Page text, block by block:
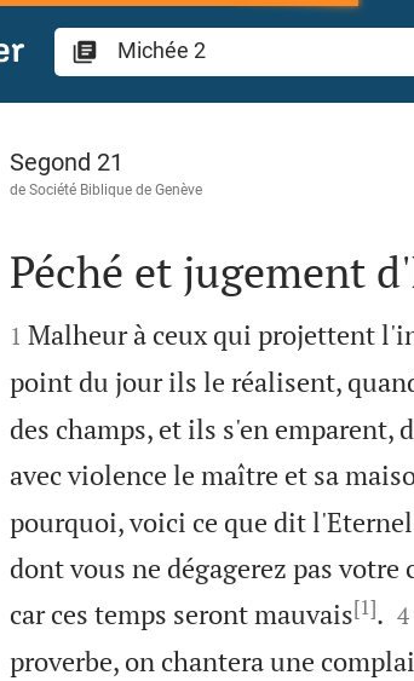
Michée 2
Segond 21
de Société Biblique de Genève

Péché et jugement

1 Malheur à ceux qui projettent
point du jour ils le réalisent,
des champs, et ils s'en
avec violence le maître et sa
pourquoi, voici ce que dit
dont vous ne dégagerez pas
car ces temps seront mauvais[1].
4
proverbe, on chantera une